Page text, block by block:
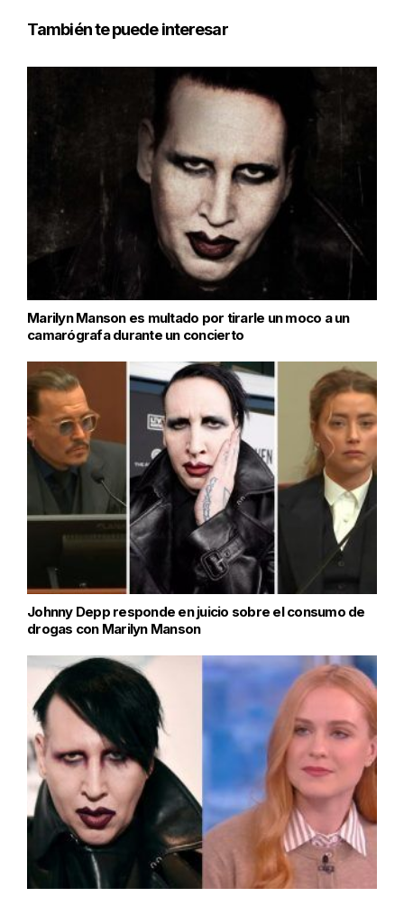
También te puede interesar
Marilyn Manson es multado por tirarle un moco a un
camarógrafa durante un concierto
Johnny Depp responde en juicio sobre el consumo de
drogas con Marilyn Manson